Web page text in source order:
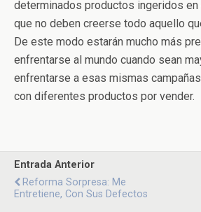
determinados productos ingeridos
que no deben creerse todo aquello
De este modo estarán mucho más
enfrentarse al mundo cuando sean
enfrentarse a esas mismas
con diferentes productos por vender.
Entrada Anterior
Reforma Sorpresa: Me
Entretiene, Con Sus Defectos